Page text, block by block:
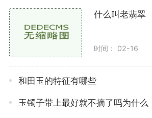
纹路连贯并流畅，没有明显的断裂和
备良好的对称性，使得整个手镯的视
大气。而纹路呈现的漂亮的翡翠手镯
我们要关注手镯的制作工艺。一
主要查看手镯的细节和边缘是否光滑
颜色差异，是否有裂缝等。好的工艺
什么叫老翡翠
时间： 02-16
和田玉的特征有哪些
玉镯子带上最好就不摘了吗为什么